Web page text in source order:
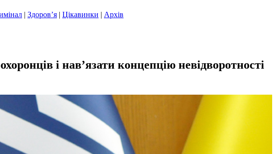
| Здоров’я | Цікавинки | Архів
і нав’язати концепцію невідворотності